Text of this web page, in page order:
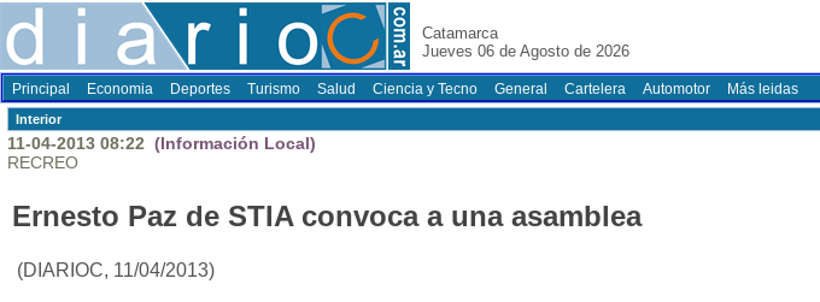
Catamarca
Jueves 06 de Agosto de 2026
Principal Economia Deportes Turismo Salud Ciencia y Tecno General Cartelera Automotor Más leidas
Interior
11-04-2013 08:22 (Información Local)
RECREO
Ernesto Paz de STIA convoca a una asamblea
(DIARIOC, 11/04/2013)